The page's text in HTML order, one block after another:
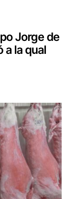
Jorge de
a la qual